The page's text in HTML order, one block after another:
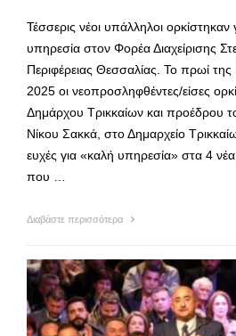
Τέσσερις νέοι υπάλληλοι
υπηρεσία στον Φορέα Διαχείρισης
Περιφέρειας Θεσσαλίας. Το πρωί
2025 οι νεοπροσληφθέντες/είσες
Δημάρχου Τρικκαίων και προέδρου
Νίκου Σακκά, στο Δημαρχείο
ευχές για «καλή υπηρεσία» στα 4
που …
Διαβάστε περισσότερα